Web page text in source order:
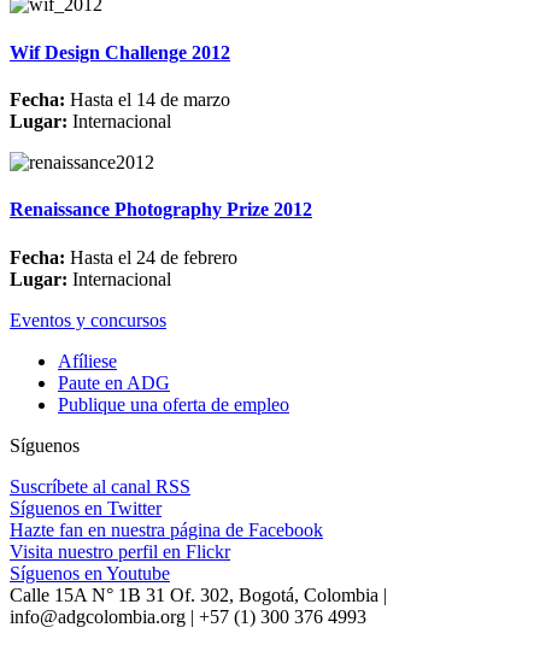
Wif Design Challenge 2012
Fecha: Hasta el 14 de marzo
Lugar: Internacional
Renaissance Photography Prize 2012
Fecha: Hasta el 24 de febrero
Lugar: Internacional
Eventos y concursos
Afíliese
Paute en ADG
Publique una oferta de empleo
Síguenos
Suscríbete al canal RSS
Síguenos en Twitter
Hazte fan en nuestra página de Facebook
Visita nuestro perfil en Flickr
Síguenos en Youtube
Calle 15A N° 1B 31 Of. 302, Bogotá, Colombia |
info@adgcolombia.org | +57 (1) 300 376 4993